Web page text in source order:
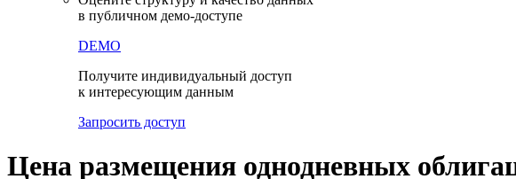
Документация
Кастомные проекты для бизнеса
Оцените структуру и качество данных
в публичном демо-доступе
DEMO
Получите индивидуальный доступ